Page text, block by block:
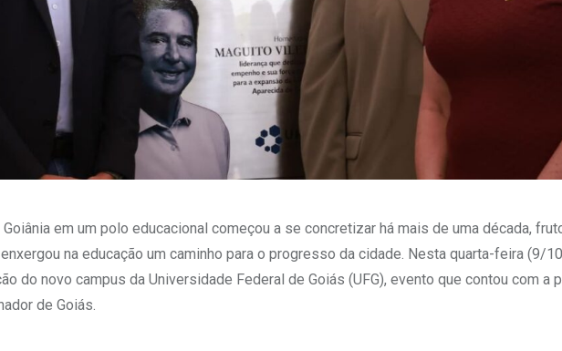
em um polo educacional começou a se concretizar há mais de uma década,
na educação um caminho para o progresso da cidade. Nesta quarta-feira (9/
do novo campus da Universidade Federal de Goiás (UFG), evento que contou com a
de Goiás.